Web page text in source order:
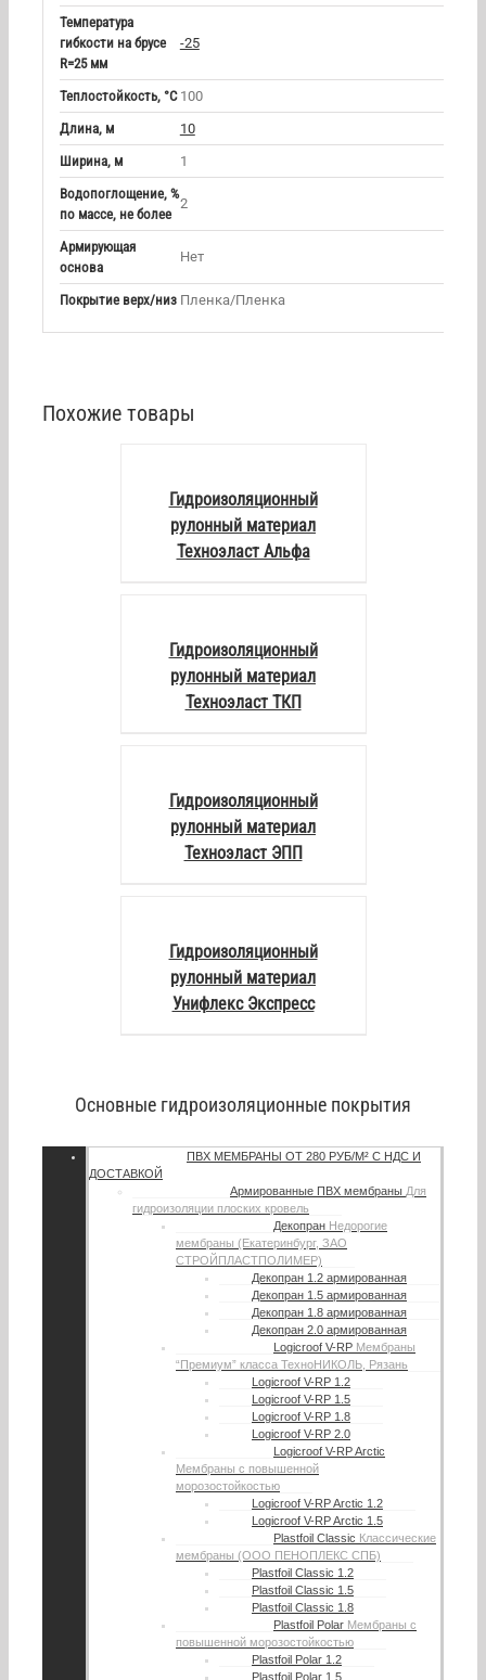
Температура
гибкости на брусе
R=25 мм
-25
Теплостойкость, °С 100
Длина, м
10
Ширина, м
1
Водопоглощение, %
по массе, не более
2
Армирующая
основа
Нет
Покрытие верх/низ Пленка/Пленка
Похожие товары
Гидроизоляционный
рулонный материал
Техноэласт Альфа
Гидроизоляционный
рулонный материал
Техноэласт ТКП
Гидроизоляционный
рулонный материал
Техноэласт ЭПП
Гидроизоляционный
рулонный материал
Унифлекс Экспресс
Основные гидроизоляционные покрытия
ПВХ МЕМБРАНЫ ОТ 280 РУБ/М² С НДС И
ДОСТАВКОЙ
Армированные ПВХ мембраны Для
гидроизоляции плоских кровель
Декопран Недорогие
мембраны (Екатеринбург, ЗАО
СТРОЙПЛАСТПОЛИМЕР)
Декопран 1.2 армированная
Декопран 1.5 армированная
Декопран 1.8 армированная
Декопран 2.0 армированная
Logicroof V-RP Мембраны
“Премиум” класса ТехноНИКОЛЬ, Рязань
Logicroof V-RP 1.2
Logicroof V-RP 1.5
Logicroof V-RP 1.8
Logicroof V-RP 2.0
Logicroof V-RP Arctic
Мембраны с повышенной
морозостойкостью
Logicroof V-RP Arctic 1.2
Logicroof V-RP Arctic 1.5
Plastfoil Classic Классические
мембраны (ООО ПЕНОПЛЕКС СПБ)
Plastfoil Classic 1.2
Plastfoil Classic 1.5
Plastfoil Classic 1.8
Plastfoil Polar Мембраны с
повышенной морозостойкостью
Plastfoil Polar 1.2
Plastfoil Polar 1.5